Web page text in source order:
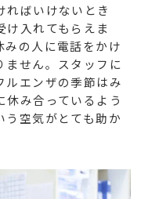
ればいけないとき
け入れてもらえま
みの人に電話をかけ
ません。スタッフに
ルエンザの季節はみ
休み合っているよう
う空気がとても助か